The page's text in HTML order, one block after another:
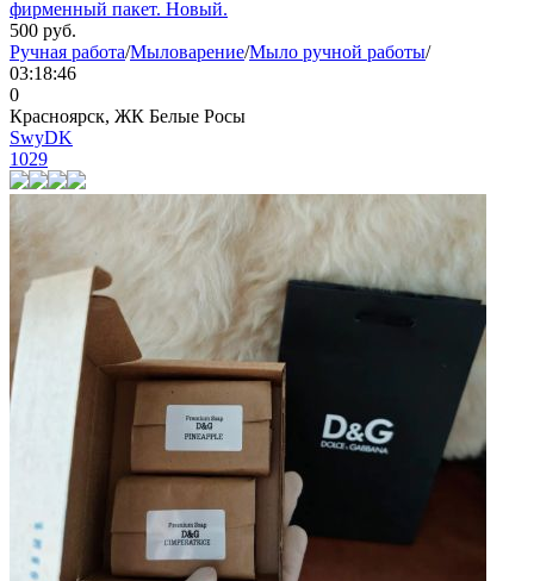
фирменный пакет. Новый.
500 руб.
Ручная работа/Мыловарение/Мыло ручной работы/
03:18:46
0
Красноярск, ЖК Белые Росы
SwyDK
1029